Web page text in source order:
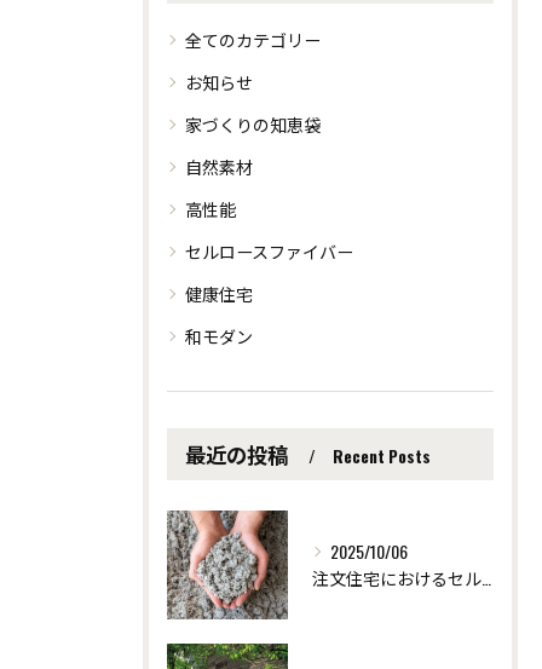
全てのカテゴリー
お知らせ
家づくりの知恵袋
自然素材
高性能
セルロースファイバー
健康住宅
和モダン
最近の投稿 Recent Posts
2025/10/06